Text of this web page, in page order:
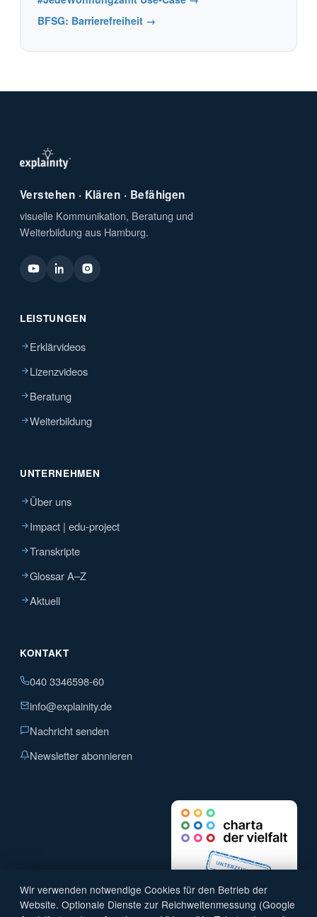
BFSG: Barrierefreiheit →
Verstehen · Klären · Befähigen
visuelle Kommunikation, Beratung und
Weiterbildung aus Hamburg.
LEISTUNGEN
Erklärvideos
Lizenzvideos
Beratung
Weiterbildung
UNTERNEHMEN
Über uns
Impact | edu-project
Transkripte
Glossar A–Z
Aktuell
KONTAKT
040 3346598-60
info@explainity.de
Nachricht senden
Newsletter abonnieren
Wir verwenden notwendige Cookies für den Betrieb der
Website. Optionale Dienste zur Reichweitenmessung (Google